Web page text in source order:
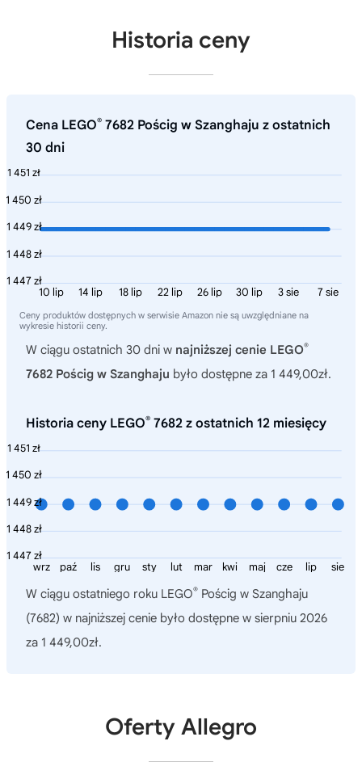
Historia ceny
Cena LEGO® 7682 Pościg w Szanghaju z ostatnich
30 dni
1 451 zł
1 450 zł
1 449 zł
1 448 zł
1 447 zł
7 sie
3 sie
30 lip
26 lip
22 lip
18 lip
14 lip
10 lip
Ceny produktów dostępnych w serwisie Amazon nie są uwzględniane na
wykresie historii ceny.
W ciągu ostatnich 30 dni w najniższej cenie LEGO®
7682 Pościg w Szanghaju było dostępne za 1 449,00zł.
Historia ceny LEGO® 7682 z ostatnich 12 miesięcy
1 451 zł
1 450 zł
1 449 zł
1 448 zł
1 447 zł
sie
lip
cze
maj
kwi
mar
lut
sty
gru
lis
paź
wrz
W ciągu ostatniego roku LEGO® Pościg w Szanghaju
(7682) w najniższej cenie było dostępne w sierpniu 2026
za 1 449,00zł.
Oferty Allegro